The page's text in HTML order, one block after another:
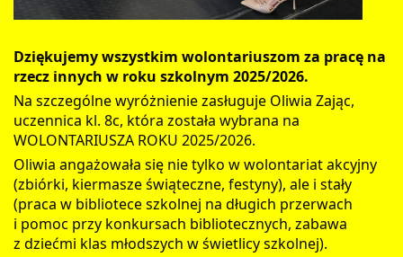
Dziękujemy wszystkim wolontariuszom za pracę na
rzecz innych w roku szkolnym 2025/2026.
Na szczególne wyróżnienie zasługuje Oliwia Zając,
uczennica kl. 8c, która została wybrana na
WOLONTARIUSZA ROKU 2025/2026.
Oliwia angażowała się nie tylko w wolontariat akcyjny
(zbiórki, kiermasze świąteczne, festyny), ale i stały
(praca w bibliotece szkolnej na długich przerwach
i pomoc przy konkursach bibliotecznych, zabawa
z dziećmi klas młodszych w świetlicy szkolnej).